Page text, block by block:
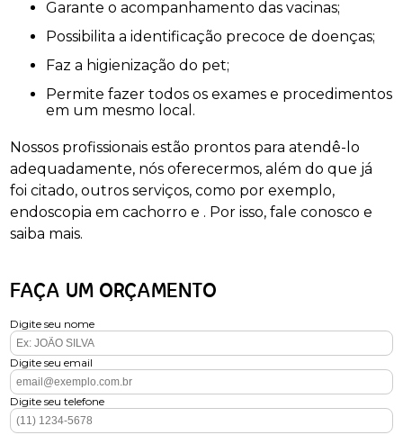
Garante o acompanhamento das vacinas;
Possibilita a identificação precoce de doenças;
Faz a higienização do pet;
Permite fazer todos os exames e procedimentos
em um mesmo local.
Nossos profissionais estão prontos para atendê-lo
adequadamente, nós oferecermos, além do que já
foi citado, outros serviços, como por exemplo,
endoscopia em cachorro e . Por isso, fale conosco e
saiba mais.
FAÇA UM ORÇAMENTO
Digite seu nome
Digite seu email
Digite seu telefone